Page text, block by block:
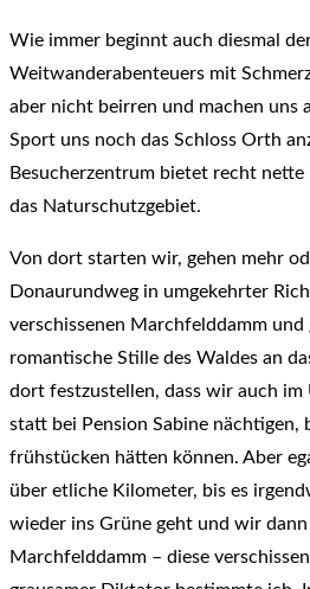
Wie immer beginnt auch diesmal
Weitwanderabenteuers mit
aber nicht beirren und machen uns
Sport uns noch das Schloss Orth
Besucherzentrum bietet recht
das Naturschutzgebiet.
Von dort starten wir, gehen mehr
Donaurundweg in umgekehrter
verschissenen Marchfelddamm und
romantische Stille des Waldes an
dort festzustellen, dass wir auch im
statt bei Pension Sabine nächtigen,
frühstücken hätten können. Aber
über etliche Kilometer, bis es
wieder ins Grüne geht und wir
Marchfelddamm – diese